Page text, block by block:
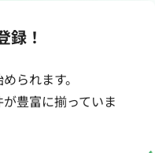
録！
られます。
豊富に揃っていま